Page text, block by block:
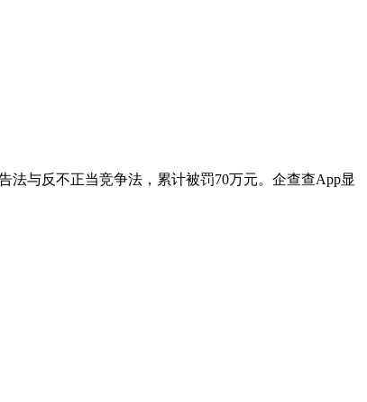
法与反不正当竞争法，累计被罚70万元。企查查App显